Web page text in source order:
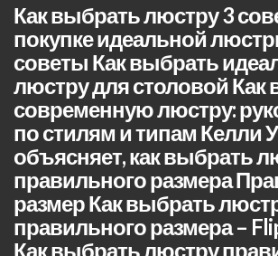
Как выбрать люстру 3
покупке идеальной
советы Как выбрать
люстру для столовой Как
современную люстру:
по стилям и типам Келли
объясняет, как выбрать
правильного размера
размер Как выбрать
правильного размера –
Как выбрать люстру